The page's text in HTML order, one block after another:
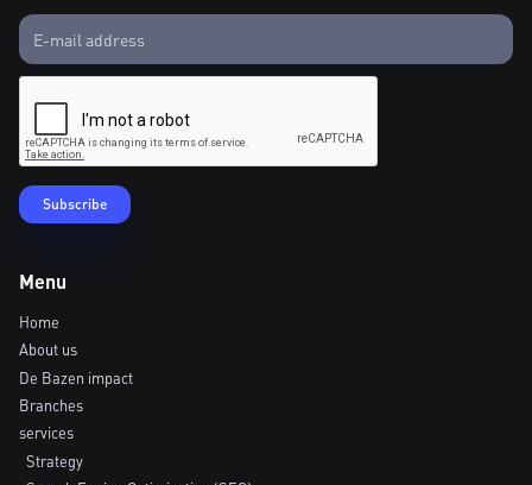
Menu
Home
About us
De Bazen impact
Branches
services
Strategy